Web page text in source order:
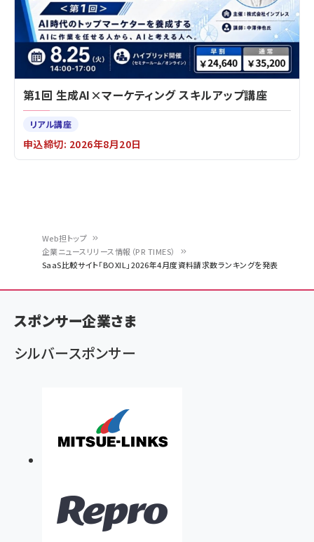
ン
く
ず
Web担トップ
企業ニュースリリース情報（PR TIMES）
SaaS比較サイト「BOXIL」2026年4月度資料請求数ランキングを発表
第1回 生成AI×マーケティング スキルアップ講座
リアル講座
申込締切: 2026年8月20日
スポンサー企業さま
シルバースポンサー